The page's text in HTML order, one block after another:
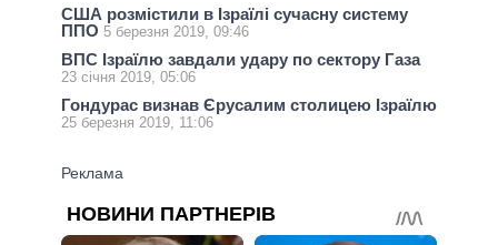
США розмістили в Ізраїлі сучасну систему
ППО 5 березня 2019, 09:46
ВПС Ізраїлю завдали удару по сектору Газа
23 січня 2019, 05:06
Гондурас визнав Єрусалим столицею Ізраїлю
25 березня 2019, 11:06